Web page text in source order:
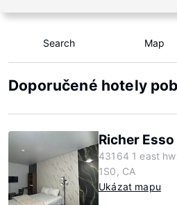
Search Map
Doporučené hotely
Richer
43164 1 east
1S0, CA
Ukázat mapu